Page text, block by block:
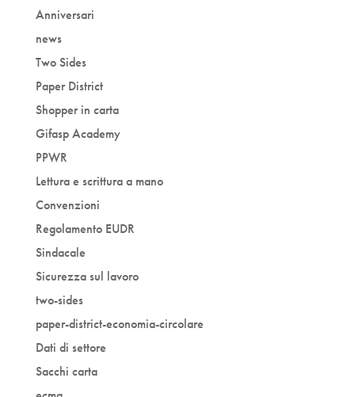
Anniversari
news
Two Sides
Paper District
Shopper in carta
Gifasp Academy
PPWR
Lettura e scrittura a mano
Convenzioni
Regolamento EUDR
Sindacale
Sicurezza sul lavoro
two-sides
paper-district-economia-circolare
Dati di settore
Sacchi carta